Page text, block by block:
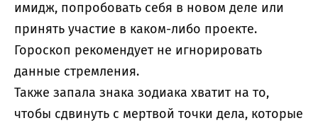
имидж, попробовать себя в новом деле или
принять участие в каком-либо проекте.
Гороскоп рекомендует не игнорировать
данные стремления.
Также запала знака зодиака хватит на то,
чтобы сдвинуть с мертвой точки дела, которые